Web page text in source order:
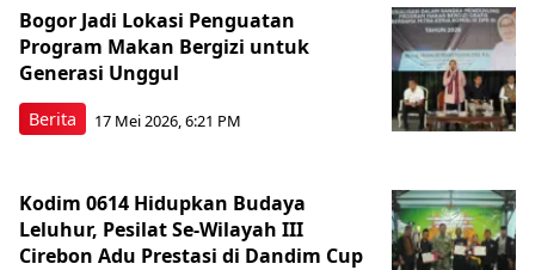
Berita
Bogor Jadi Lokasi Penguatan
Program Makan Bergizi untuk
Generasi Unggul
17 Mei 2026, 6:21 PM
Kodim 0614 Hidupkan Budaya
Leluhur, Pesilat Se-Wilayah III
Cirebon Adu Prestasi di Dandim Cup